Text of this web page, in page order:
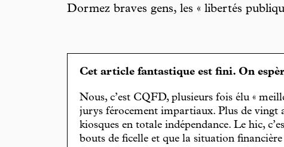
Dormez braves gens, les « libertés
Cet article fantastique est fini. On
Nous, c’est CQFD, plusieurs fois élu «
jurys férocement impartiaux. Plus de vingt
kiosques en totale indépendance. Le hic,
bouts de ficelle et que la situation